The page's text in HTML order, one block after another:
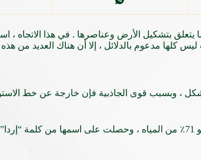
بتشكيل الأرض وعناصرها . في هذا الاتجاه ،
مدعوم بالدلائل ، إلا أن هناك العديد من
، وبسبب قوى الجاذبية فإن خارجة عن خط
جميع الكواكب الأخرى لها أسماء من أصل يوناني باستثناء الأرض . حتى أن المياه على سطح الأرض تمثل نحو 71٪ من المياه ،